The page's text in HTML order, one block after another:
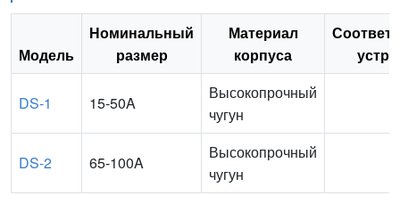
Модель
Номинальный
размер
Материал
корпуса
DS-1 15-50A
Высокопрочный
чугун
DS-2 65-100A
Высокопрочный
чугун